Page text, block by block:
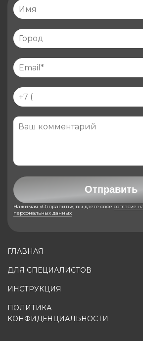
ГЛАВНАЯ
ДЛЯ СПЕЦИАЛИСТОВ
ИНСТРУКЦИЯ
ПОЛИТИКА
КОНФИДЕНЦИАЛЬНОСТИ
Отправить
Нажимая «Отправить», вы даете свое согласие
персональных данных